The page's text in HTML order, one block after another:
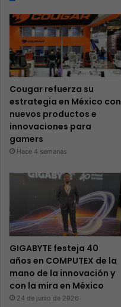
Cougar refuerza su
estrategia en México con
nuevos productos e
innovaciones para
gamers
Hace 4 semanas
GIGABYTE festeja 40
años en COMPUTEX de la
mano de la innovación y
con la mira en México
24 de junio de 2026